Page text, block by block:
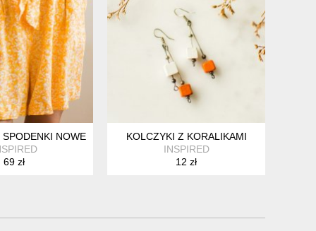
NOWE 42
69 zł
KOLCZYKI Z KORALIKAMI
INSPIRED
12 zł